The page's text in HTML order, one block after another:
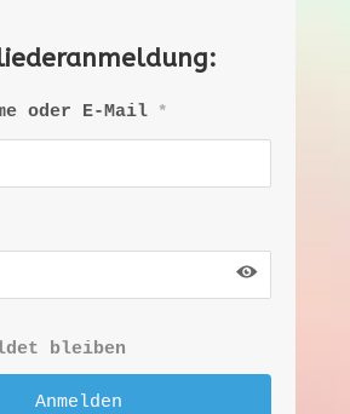
oder E-Mail *
bleiben